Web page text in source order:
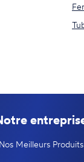
Nos Meilleurs Produits